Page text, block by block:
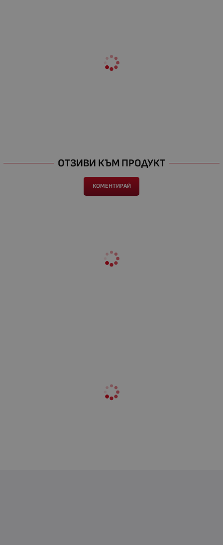
ОТЗИВИ КЪМ ПРОДУКТ
КОМЕНТИРАЙ